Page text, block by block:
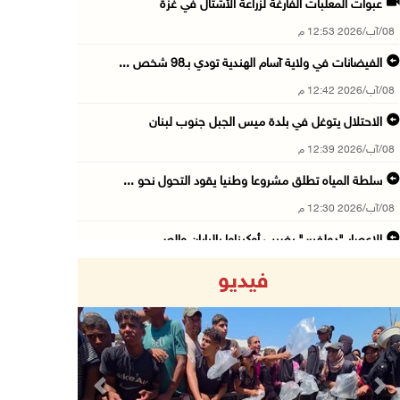
عبوات المعلبات الفارغة لزراعة الأشتال في غزة
08/آب/2026 12:53 م
الفيضانات في ولاية آسام الهندية تودي بـ98 شخص ...
08/آب/2026 12:42 م
الاحتلال يتوغل في بلدة ميس الجبل جنوب لبنان
08/آب/2026 12:39 م
سلطة المياه تطلق مشروعا وطنيا يقود التحول نحو ...
08/آب/2026 12:30 م
الإعصار "دولفين" يضرب أوكيناوا باليابان والصي ...
08/آب/2026 11:44 ص
الاحتلال يواصل تجريف أراضٍ في سنجل شمال رام ...
08/آب/2026 11:35 ص
فيديو
Previous Next